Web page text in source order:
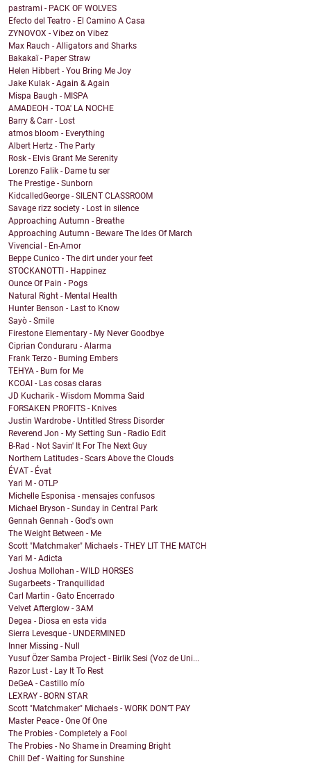
pastrami - PACK OF WOLVES
Efecto del Teatro - El Camino A Casa
ZYNOVOX - Vibez on Vibez
Max Rauch - Alligators and Sharks
Bakakaï - Paper Straw
Helen Hibbert - You Bring Me Joy
Jake Kulak - Again & Again
Mispa Baugh - MISPA
AMADEOH - TOA' LA NOCHE
Barry & Carr - Lost
atmos bloom - Everything
Albert Hertz - The Party
Rosk - Elvis Grant Me Serenity
Lorenzo Falik - Dame tu ser
The Prestige - Sunborn
KidcalledGeorge - SILENT CLASSROOM
Savage rizz society - Lost in silence
Approaching Autumn - Breathe
Approaching Autumn - Beware The Ides Of March
Vivencial - En-Amor
Beppe Cunico - The dirt under your feet
STOCKANOTTI - Happinez
Ounce Of Pain - Pogs
Natural Right - Mental Health
Hunter Benson - Last to Know
Sayò - Smile
Firestone Elementary - My Never Goodbye
Ciprian Conduraru - Alarma
Frank Terzo - Burning Embers
TEHYA - Burn for Me
KCOAI - Las cosas claras
JD Kucharik - Wisdom Momma Said
FORSAKEN PROFITS - Knives
Justin Wardrobe - Untitled Stress Disorder
Reverend Jon - My Setting Sun - Radio Edit
B-Rad - Not Savin' It For The Next Guy
Northern Latitudes - Scars Above the Clouds
ÉVAT - Évat
Yari M - OTLP
Michelle Esponisa - mensajes confusos
Michael Bryson - Sunday in Central Park
Gennah Gennah - God's own
The Weight Between - Me
Scott "Matchmaker" Michaels - THEY LIT THE MATCH
Yari M - Adicta
Joshua Mollohan - WILD HORSES
Sugarbeets - Tranquilidad
Carl Martin - Gato Encerrado
Velvet Afterglow - 3AM
Degea - Diosa en esta vida
Sierra Levesque - UNDERMINED
Inner Missing - Null
Yusuf Özer Samba Project - Birlik Sesi (Voz de Uni...
Razor Lust - Lay It To Rest
DeGeA - Castillo mío
LEXRAY - BORN STAR
Scott "Matchmaker" Michaels - WORK DON’T PAY
Master Peace - One Of One
The Probies - Completely a Fool
The Probies - No Shame in Dreaming Bright
Chill Def - Waiting for Sunshine